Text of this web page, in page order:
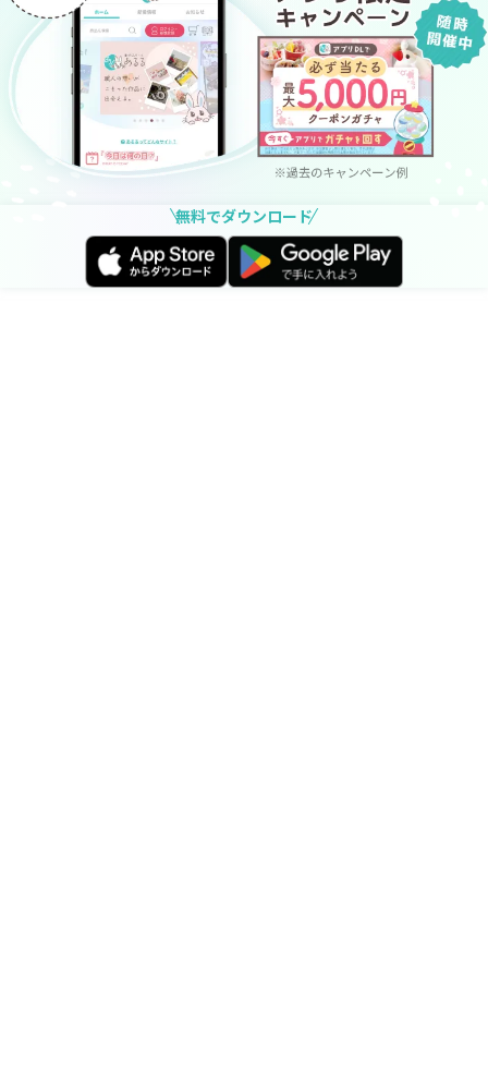
無料でダウンロード